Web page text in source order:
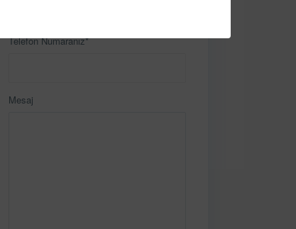
Telefon Numaranız*
Mesaj